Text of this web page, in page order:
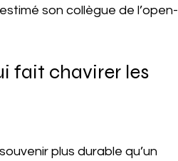
son collègue de l’open-
fait chavirer les
plus durable qu’un